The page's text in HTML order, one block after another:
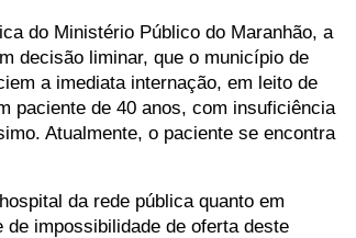
do Ministério Público do Maranhão, a
decisão liminar, que o município de
a imediata internação, em leito de
paciente de 40 anos, com insuficiência
Atualmente, o paciente se encontra
da rede pública quanto em
impossibilidade de oferta deste